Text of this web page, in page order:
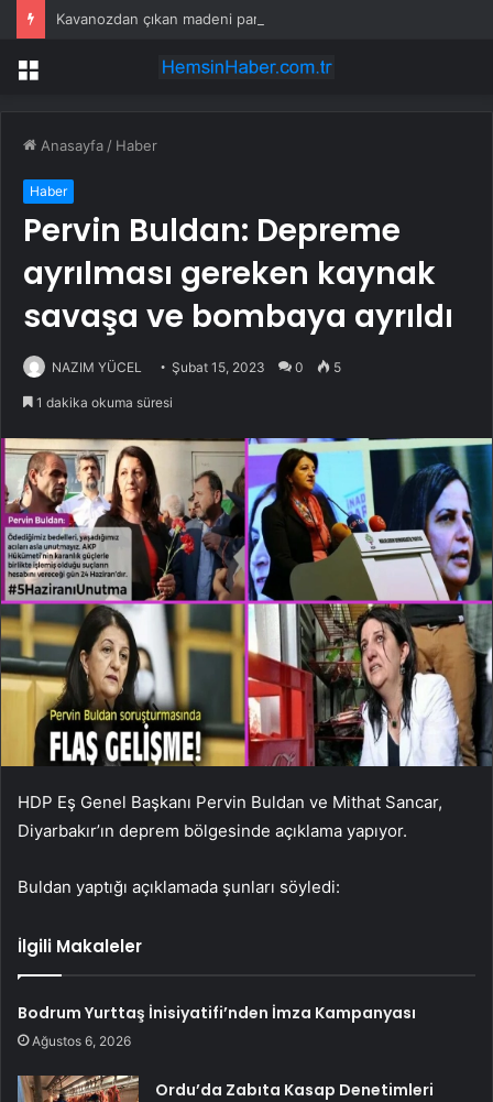
Kavanozdan çıkan madeni para 39 milyon lira kazandırdı
Menü
Anasayfa / Haber
Haber
Pervin Buldan: Depreme
ayrılması gereken kaynak
savaşa ve bombaya ayrıldı
NAZIM YÜCEL Şubat 15, 2023 0 5
1 dakika okuma süresi
HDP Eş Genel Başkanı Pervin Buldan ve Mithat Sancar,
Diyarbakır’ın deprem bölgesinde açıklama yapıyor.
Buldan yaptığı açıklamada şunları söyledi:
İlgili Makaleler
Bodrum Yurttaş İnisiyatifi’nden İmza Kampanyası
Ağustos 6, 2026
Ordu’da Zabıta Kasap Denetimleri